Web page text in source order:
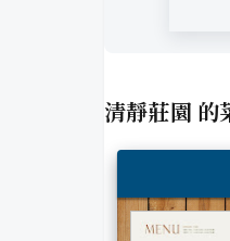
清靜莊園 的